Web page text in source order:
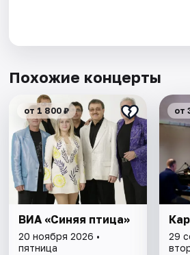
Похожие концерты
от 1 800 ₽
ВИА «Синяя птица»
20 ноября 2026 •
пятница
от
29